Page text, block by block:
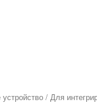
/ Для